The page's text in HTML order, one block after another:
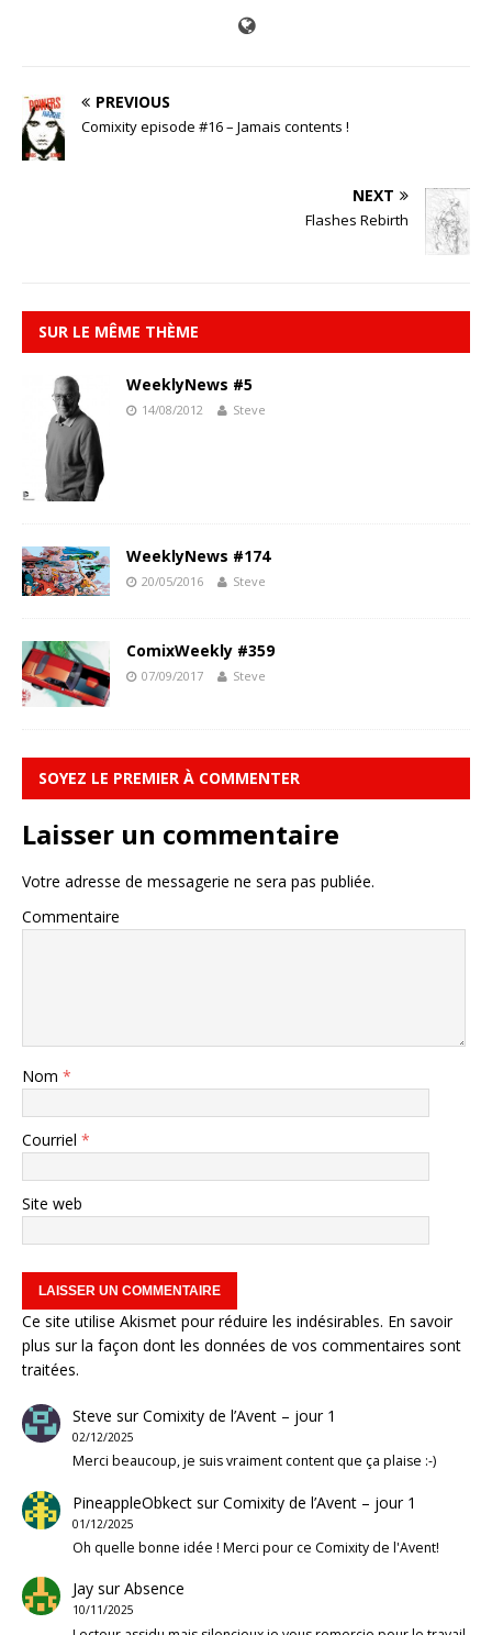
PREVIOUS
Comixity episode #16 – Jamais contents !
NEXT
Flashes Rebirth
SUR LE MÊME THÈME
WeeklyNews #5
14/08/2012 Steve
WeeklyNews #174
20/05/2016 Steve
ComixWeekly #359
07/09/2017 Steve
SOYEZ LE PREMIER À COMMENTER
Laisser un commentaire
Votre adresse de messagerie ne sera pas publiée.
Commentaire
Nom *
Courriel *
Site web
Ce site utilise Akismet pour réduire les indésirables. En savoir
plus sur la façon dont les données de vos commentaires sont
traitées.
Steve surComixity de l’Avent – jour 1
02/12/2025
Merci beaucoup, je suis vraiment content que ça plaise :-)
PineappleObkectsurComixity de l’Avent – jour 1
01/12/2025
Oh quelle bonne idée ! Merci pour ce Comixity de l'Avent!
JaysurAbsence
10/11/2025